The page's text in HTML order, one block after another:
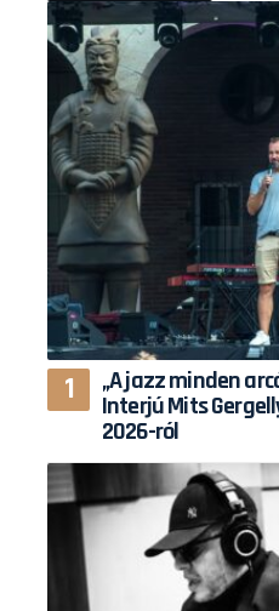
„A jazz minden
Interjú Mits
2026-ról